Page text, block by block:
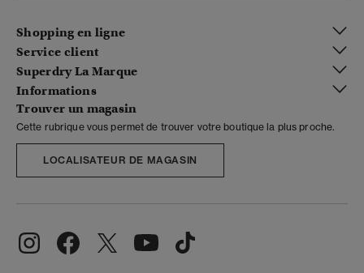
Shopping en ligne
Service client
Superdry La Marque
Informations
Trouver un magasin
Cette rubrique vous permet de trouver votre boutique la plus proche.
LOCALISATEUR DE MAGASIN